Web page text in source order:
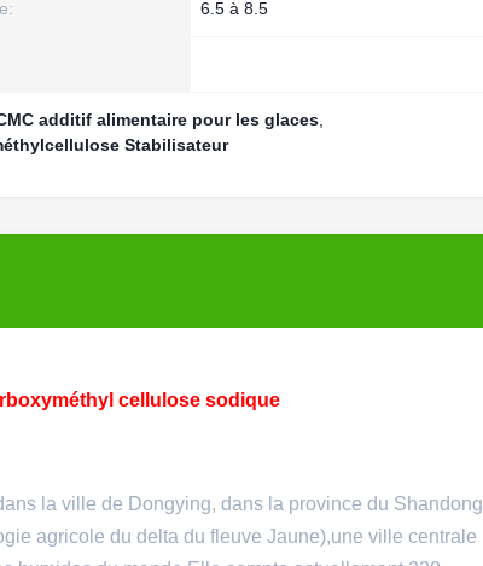
6.5 à 8.5
additif alimentaire pour les glaces
Stabilisateur
cellulose sodique
la ville de Dongying, dans la province du Shandong
agricole du delta du fleuve Jaune),une ville centrale